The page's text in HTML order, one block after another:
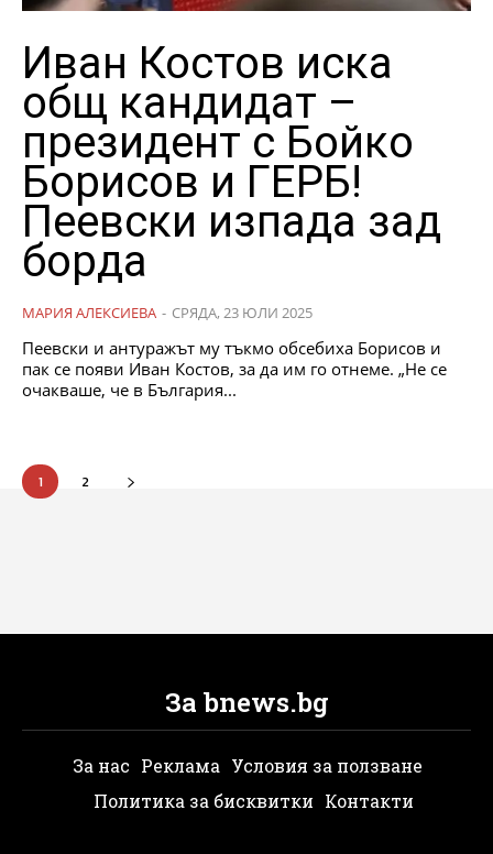
Иван Костов иска
общ кандидат –
президент с Бойко
Борисов и ГЕРБ!
Пеевски изпада зад
борда
МАРИЯ АЛЕКСИЕВА - СРЯДА, 23 ЮЛИ 2025
Пеевски и антуражът му тъкмо обсебиха Борисов и
пак се появи Иван Костов, за да им го отнеме. „Не се
очакваше, че в България...
1 2
За bnews.bg
За нас Реклама Условия за ползване
Политика за бисквитки Контакти